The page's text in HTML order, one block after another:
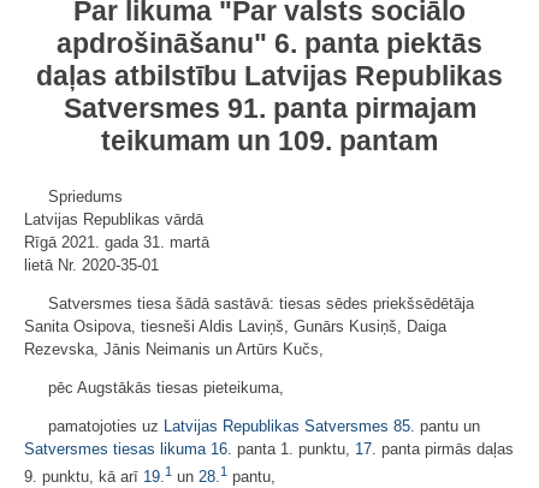
Par likuma "Par valsts sociālo
apdrošināšanu" 6. panta piektās
daļas atbilstību Latvijas Republikas
Satversmes 91. panta pirmajam
teikumam un 109. pantam
Spriedums
Latvijas Republikas vārdā
Rīgā 2021. gada 31. martā
lietā Nr. 2020-35-01
Satversmes tiesa šādā sastāvā: tiesas sēdes priekšsēdētāja
Sanita Osipova, tiesneši Aldis Laviņš, Gunārs Kusiņš, Daiga
Rezevska, Jānis Neimanis un Artūrs Kučs,
pēc Augstākās tiesas pieteikuma,
pamatojoties uz Latvijas Republikas Satversmes 85. pantu un
Satversmes tiesas likuma 16. panta 1. punktu, 17. panta pirmās daļas
9. punktu, kā arī 19.1 un 28.1 pantu,